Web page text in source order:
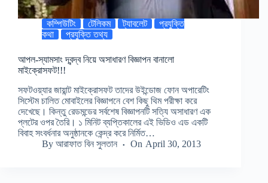
কম্পিউটিং টেলিকম ট্যাবলেট
প্রযুক্তি
কথা
প্রযুক্তি তথ্য
আপল-স্যামসাং দ্বন্দ্ব নিয়ে অসাধারণ বিজ্ঞাপন বানালো
মাইক্রোসফট!!!
সফটওয়্যার জায়ান্ট মাইক্রোসফট তাদের উইন্ডোজ ফোন অপারেটিং
সিস্টেম চালিত মোবাইলের বিজ্ঞাপনে বেশ কিছু থিম পরীক্ষা করে
দেখেছে। কিন্তু রেডমন্ডের সর্বশেষ বিজ্ঞাপনটি সত্যি অসাধারণ এক
প্লটের ওপর তৈরি। ১ মিনিট ব্যপ্তিকালের এই ভিডিও এড একটি
বিবাহ সংবর্ধনার অনুষ্ঠানকে কেন্দ্র করে নির্মিত…
By আরাফাত বিন সুলতান On April 30, 2013